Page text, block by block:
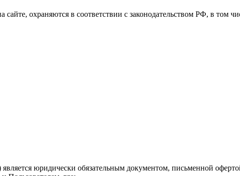
охраняются в соответствии с законодательством РФ, в том
юридически обязательным документом, письменной